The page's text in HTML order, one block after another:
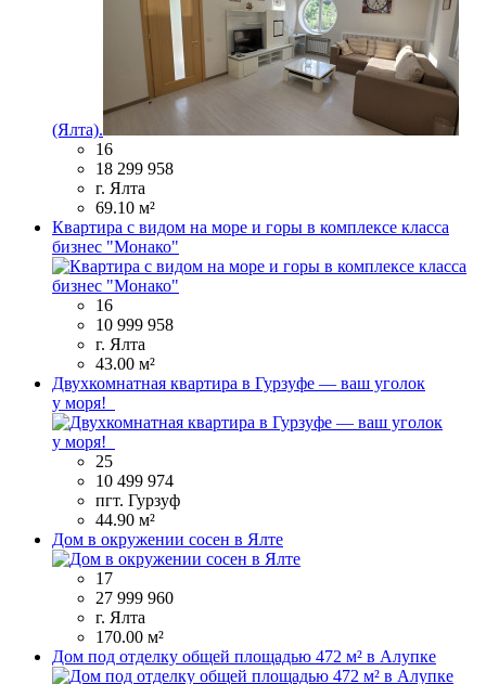
(Ялта).
16
18 299 958
г. Ялта
69.10 м²
Квартира с видом на море и горы в комплексе класса
бизнес "Монако"
16
10 999 958
г. Ялта
43.00 м²
Двухкомнатная квартира в Гурзуфе — ваш уголок
у моря!
25
10 499 974
пгт. Гурзуф
44.90 м²
Дом в окружении сосен в Ялте
17
27 999 960
г. Ялта
170.00 м²
Дом под отделку общей площадью 472 м² в Алупке